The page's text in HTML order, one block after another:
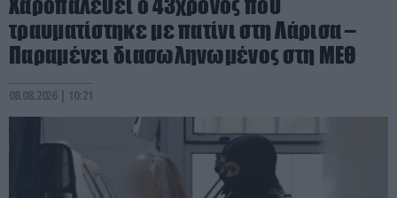
τραυματίστηκε με πατίνι στη Λάρισα –
Παραμένει διασωληνωμένος στη ΜΕΘ
08.08.2026 | 10:21